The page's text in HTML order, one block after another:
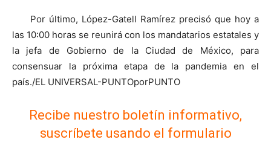
Por último, López-Gatell Ramírez precisó que hoy a
las 10:00 horas se reunirá con los mandatarios estatales y
la jefa de Gobierno de la Ciudad de México, para
consensuar la próxima etapa de la pandemia en el
país./EL UNIVERSAL-PUNTOporPUNTO
Recibe nuestro boletín informativo,
suscríbete usando el formulario